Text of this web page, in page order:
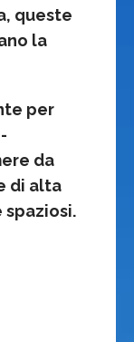
queste
la
per
da
di alta
spaziosi.